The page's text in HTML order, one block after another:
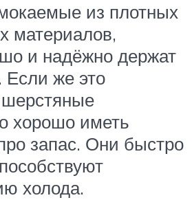
из плотных
материалов,
и надёжно держат
Если же это
хорошо иметь
запас. Они быстро
холода.